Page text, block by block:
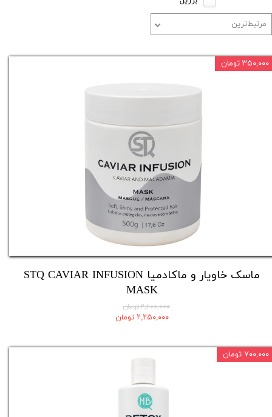
مرتبط‌ترین
ماسک خاویار و ماکادمیا STQ CAVIAR INFUSION
MASK
۲,۶۰۰,۰۰۰ تومان
۲,۲۵۰,۰۰۰ تومان
۳۵۰,۰۰۰ تومان
۷۰۰,۰۰۰ تومان